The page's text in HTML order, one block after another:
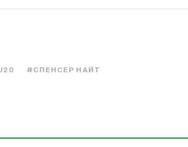
#СПЕНСЕР НАЙТ